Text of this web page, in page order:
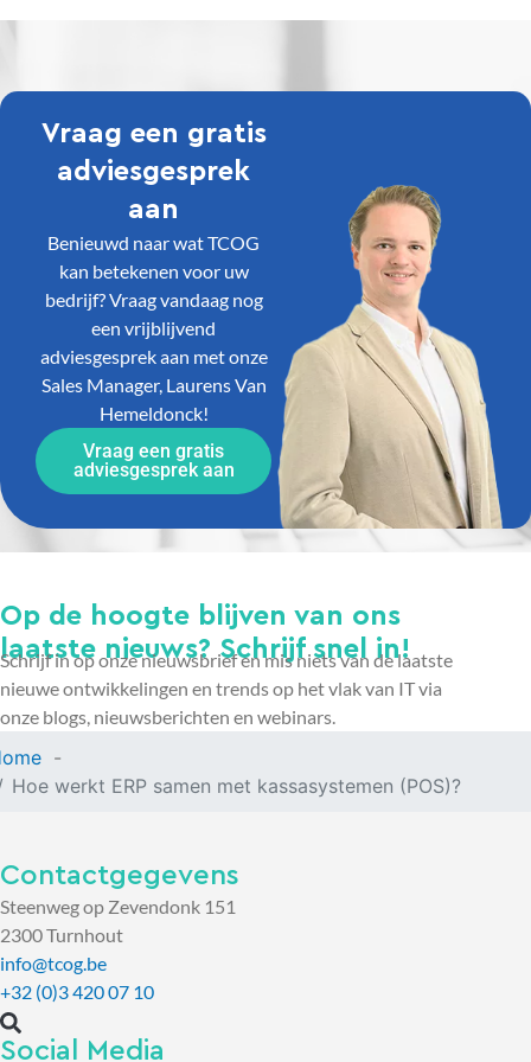
Vraag een gratis
adviesgesprek
aan
Benieuwd naar wat TCOG
kan betekenen voor uw
bedrijf? Vraag vandaag nog
een vrijblijvend
adviesgesprek aan met onze
Sales Manager, Laurens Van
Hemeldonck!
Vraag een gratis
adviesgesprek aan
Op de hoogte blijven van ons
laatste nieuws? Schrijf snel in!
Schrijf in op onze nieuwsbrief en mis niets van de laatste
nieuwe ontwikkelingen en trends op het vlak van IT via
onze blogs, nieuwsberichten en webinars.
Hoe werkt ERP samen met kassasystemen (POS)?
Contactgegevens
Steenweg op Zevendonk 151
2300 Turnhout
info@tcog.be
+32 (0)3 420 07 10
Social Media